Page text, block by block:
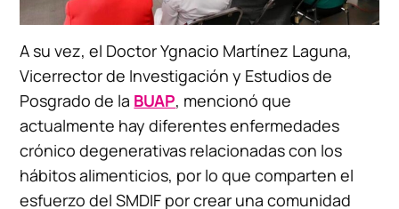
A su vez, el Doctor Ygnacio Martínez Laguna,
Vicerrector de Investigación y Estudios de
Posgrado de la BUAP, mencionó que
actualmente hay diferentes enfermedades
crónico degenerativas relacionadas con los
hábitos alimenticios, por lo que comparten el
esfuerzo del SMDIF por crear una comunidad